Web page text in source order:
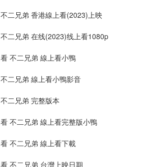
不二兄弟 香港線上看(2023)上映
不二兄弟 在线(2023)线上看1080p
看 不二兄弟 線上看小鴨
不二兄弟 線上看小鴨影音
不二兄弟 完整版本
看 不二兄弟 線上看完整版小鴨
看 不二兄弟 線上看下載
看 不二兄弟 台灣上映日期